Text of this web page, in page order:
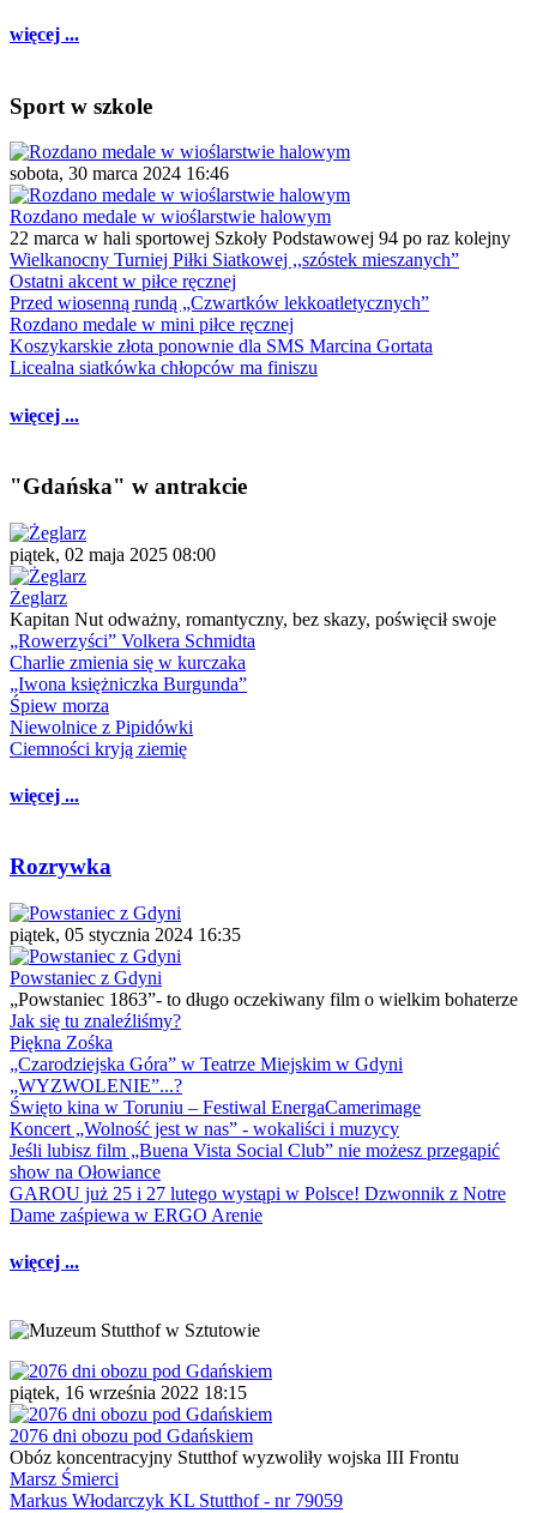
więcej ...
Sport w szkole
sobota, 30 marca 2024 16:46
Rozdano medale w wioślarstwie halowym
22 marca w hali sportowej Szkoły Podstawowej 94 po raz kolejny
Wielkanocny Turniej Piłki Siatkowej ,,szóstek mieszanych”
Ostatni akcent w piłce ręcznej
Przed wiosenną rundą „Czwartków lekkoatletycznych”
Rozdano medale w mini piłce ręcznej
Koszykarskie złota ponownie dla SMS Marcina Gortata
Licealna siatkówka chłopców ma finiszu
więcej ...
"Gdańska" w antrakcie
piątek, 02 maja 2025 08:00
Żeglarz
Kapitan Nut odważny, romantyczny, bez skazy, poświęcił swoje
„Rowerzyści” Volkera Schmidta
Charlie zmienia się w kurczaka
„Iwona księżniczka Burgunda”
Śpiew morza
Niewolnice z Pipidówki
Ciemności kryją ziemię
więcej ...
Rozrywka
piątek, 05 stycznia 2024 16:35
Powstaniec z Gdyni
„Powstaniec 1863”- to długo oczekiwany film o wielkim bohaterze
Jak się tu znaleźliśmy?
Piękna Zośka
„Czarodziejska Góra” w Teatrze Miejskim w Gdyni
„WYZWOLENIE”...?
Święto kina w Toruniu – Festiwal EnergaCamerimage
Koncert „Wolność jest w nas” - wokaliści i muzycy
Jeśli lubisz film „Buena Vista Social Club” nie możesz przegapić
show na Ołowiance
GAROU już 25 i 27 lutego wystąpi w Polsce! Dzwonnik z Notre
Dame zaśpiewa w ERGO Arenie
więcej ...
piątek, 16 września 2022 18:15
2076 dni obozu pod Gdańskiem
Obóz koncentracyjny Stutthof wyzwoliły wojska III Frontu
Marsz Śmierci
Markus Włodarczyk KL Stutthof - nr 79059